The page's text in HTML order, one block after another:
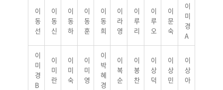
이
동
선
이
동
신
이
동
하
이
동
훈
이
동
희
이
라
영
이
루
리
이
루
오
이
문
숙
이
미
경
A
이
미
경
B
이
미
란
이
미
숙
이
미
영
이
박
혜
경
이
복
순
이
봉
찬
이
상
덕
이
상
민
이
상
아